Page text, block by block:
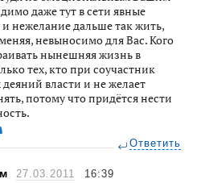
даже тут в сети явные
нежелание дальше так жить,
невыносимо для Вас. Кого
нынешняя жизнь в
тех, кто при соучастник
власти и не желает
потому что придётся нести
Ответить
27.03.2011 16:39